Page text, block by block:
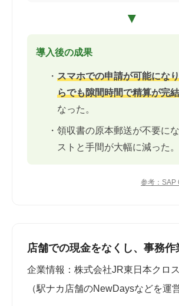
▼
導入後の成果
・ スマホでの申請が可能にな
らでも隙間時間で精算が完結
なった。
・領収書の原本郵送が不要に
ストと手間が大幅に減った。
参考：SAP
店舗での現金をなくし、事務作
企業情報：株式会社JR東日本クロ
（駅ナカ店舗のNewDaysなどを運